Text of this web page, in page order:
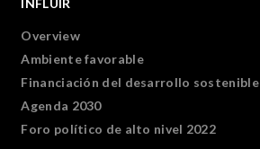
INFLUIR
Overview
Ambiente favorable
Financiación del desarrollo sostenible
Agenda 2030
Foro político de alto nivel 2022